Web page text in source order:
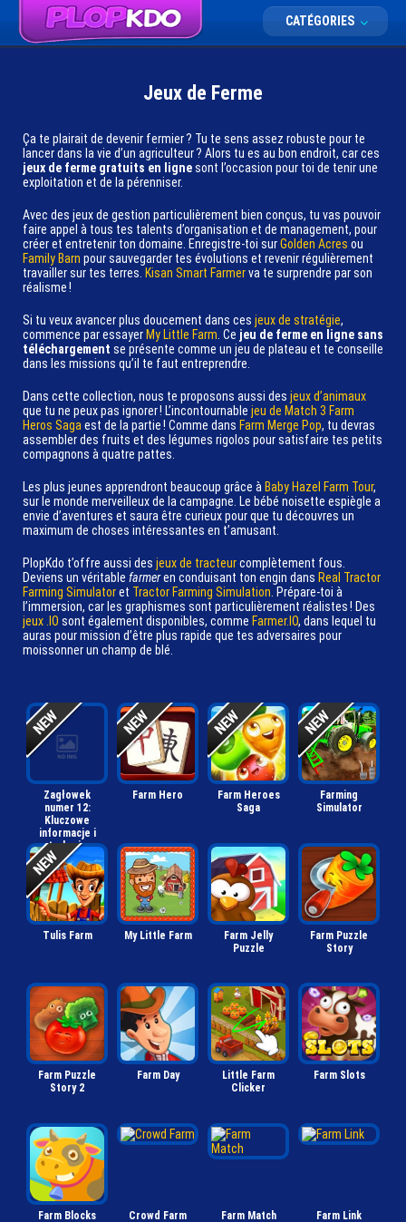
CATÉGORIES
Jeux de Ferme
Ça te plairait de devenir fermier ? Tu te sens assez robuste pour te
lancer dans la vie d’un agriculteur ? Alors tu es au bon endroit, car ces
jeux de ferme gratuits en lignesont l’occasion pour toi de tenir une
exploitation et de la pérenniser.
Avec des jeux de gestion particulièrement bien conçus, tu vas pouvoir
faire appel à tous tes talents d’organisation et de management, pour
créer et entretenir ton domaine. Enregistre-toi surGolden Acres ou
Family Barn pour sauvegarder tes évolutions et revenir régulièrement
travailler sur tes terres. Kisan Smart Farmerva te surprendre par son
réalisme !
Si tu veux avancer plus doucement dans ces jeux de stratégie,
commence par essayer My Little Farm . Ce jeu de ferme en ligne sans
téléchargement se présente comme un jeu de plateau et te conseille
dans les missions qu’il te faut entreprendre.
Dans cette collection, nous te proposons aussi des jeux d’animaux
que tu ne peux pas ignorer ! L’incontournable jeu de Match 3 Farm
Heros Saga est de la partie ! Comme dans Farm Merge Pop, tu devras
assembler des fruits et des légumes rigolos pour satisfaire tes petits
compagnons à quatre pattes.
Les plus jeunes apprendront beaucoup grâce à Baby Hazel Farm Tour,
sur le monde merveilleux de la campagne. Le bébé noisette espiègle a
envie d’aventures et saura être curieux pour que tu découvres un
maximum de choses intéressantes en t’amusant.
PlopKdo t’offre aussi des jeux de tracteurcomplètement fous.
Deviens un véritable farmeren conduisant ton engin dans Real Tractor
Farming Simulatoret Tractor Farming Simulation . Prépare-toi à
l’immersion, car les graphismes sont particulièrement réalistes ! Des
jeux .IO sont également disponibles, comme Farmer.IO, dans lequel tu
auras pour mission d’être plus rapide que tes adversaires pour
moissonner un champ de blé.
Zagłowek
numer 12:
Kluczowe
informacje i
atrakcyjne
opcje
Farm Hero
Farm Heroes
Saga
Farming
Simulator
Tulis Farm My Little Farm
Farm Jelly
Puzzle
Farm Puzzle
Story
Farm Puzzle
Story 2
Farm Day
Little Farm
Clicker
Farm Slots
Farm Blocks
Crowd Farm Farm Match Farm Link